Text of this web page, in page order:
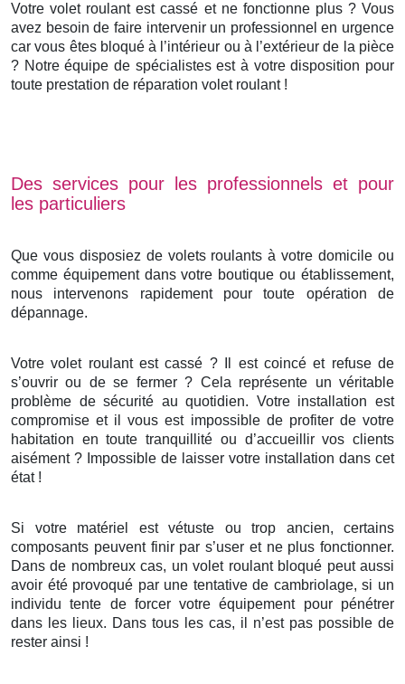
Votre volet roulant est cassé et ne fonctionne plus ? Vous
avez besoin de faire intervenir un professionnel en urgence
car vous êtes bloqué à l’intérieur ou à l’extérieur de la pièce
? Notre équipe de spécialistes est à votre disposition pour
toute prestation de réparation volet roulant !
Des services pour les professionnels et pour
les particuliers
Que vous disposiez de volets roulants à votre domicile ou
comme équipement dans votre boutique ou établissement,
nous intervenons rapidement pour toute opération de
dépannage.
Votre volet roulant est cassé ? Il est coincé et refuse de
s’ouvrir ou de se fermer ? Cela représente un véritable
problème de sécurité au quotidien. Votre installation est
compromise et il vous est impossible de profiter de votre
habitation en toute tranquillité ou d’accueillir vos clients
aisément ? Impossible de laisser votre installation dans cet
état !
Si votre matériel est vétuste ou trop ancien, certains
composants peuvent finir par s’user et ne plus fonctionner.
Dans de nombreux cas, un volet roulant bloqué peut aussi
avoir été provoqué par une tentative de cambriolage, si un
individu tente de forcer votre équipement pour pénétrer
dans les lieux. Dans tous les cas, il n’est pas possible de
rester ainsi !